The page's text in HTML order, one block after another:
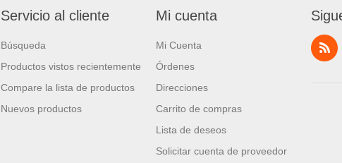
Servicio al cliente
Búsqueda
Productos vistos recientemente
Compare la lista de productos
Nuevos productos
Mi cuenta
Mi Cuenta
Órdenes
Direcciones
Carrito de compras
Lista de deseos
Solicitar cuenta de proveedor